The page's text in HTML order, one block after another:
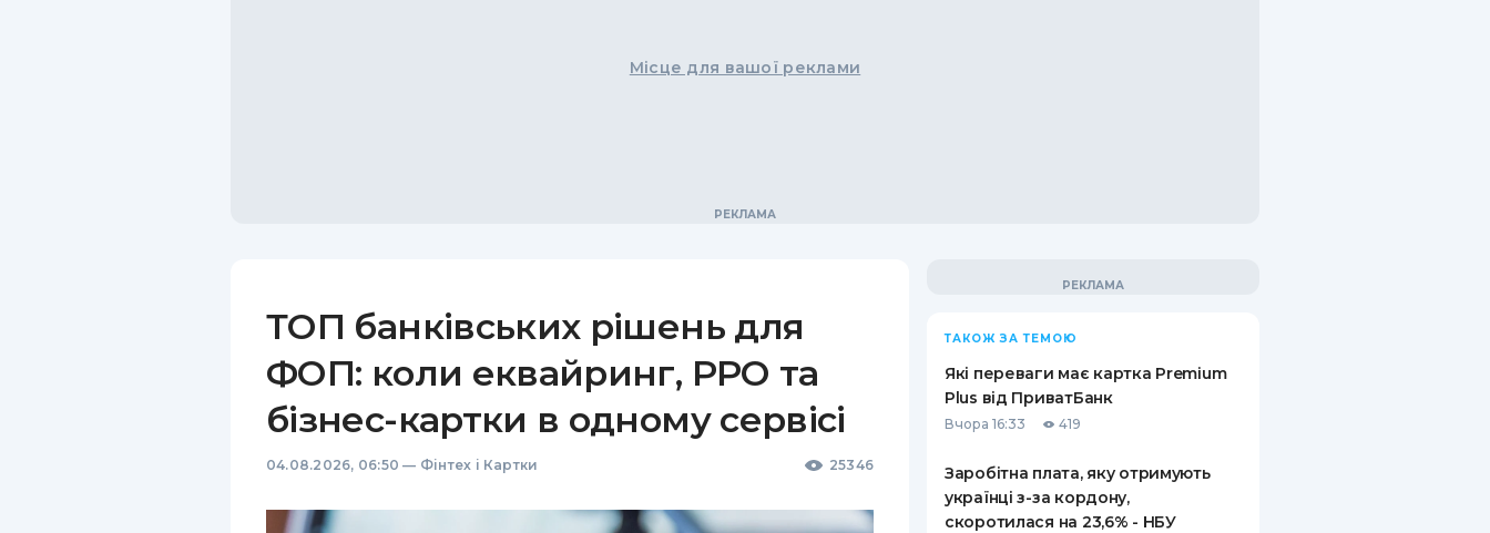
Місце для вашої реклами
ТОП банківських рішень для
ФОП: коли еквайринг, РРО та
бізнес-картки в одному сервісі
04.08.2026, 06:50 — Фінтех і Картки 25346
ТАКОЖ ЗА ТЕМОЮ
Які переваги має картка Premium
Plus від ПриватБанк
Вчора 16:33 419
Заробітна плата, яку отримують
українці з-за кордону,
скоротилася на 23,6% - НБУ